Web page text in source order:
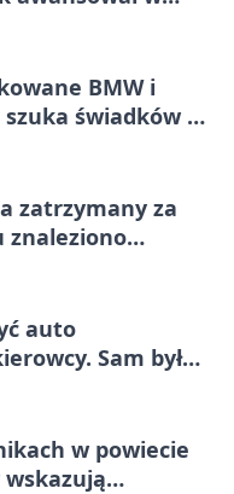
BMW i
szuka świadków w
zatrzymany za
znaleziono
auto
Sam był
w powiecie
wskazują